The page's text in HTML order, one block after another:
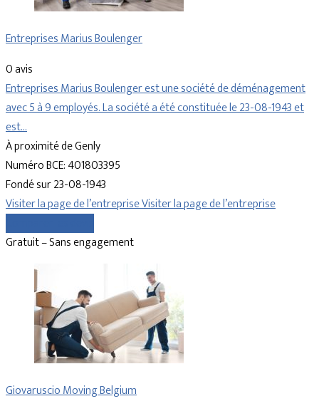
Entreprises Marius Boulenger
0 avis
Entreprises Marius Boulenger est une société de déménagement
avec 5 à 9 employés. La société a été constituée le 23-08-1943 et
est…
À proximité de Genly
Numéro BCE: 401803395
Fondé sur 23-08-1943
Visiter la page de l’entrepriseVisiter la page de l’entreprise
Gratuit – Sans engagement
Giovaruscio Moving Belgium